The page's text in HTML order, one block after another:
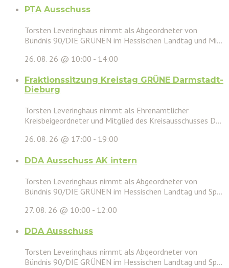
PTA Ausschuss
Torsten Leveringhaus nimmt als Abgeordneter von
Bündnis 90/DIE GRÜNEN im Hessischen Landtag und Mi...
26. 08. 26 @ 10:00 - 14:00
Fraktionssitzung Kreistag GRÜNE Darmstadt-
Dieburg
Torsten Leveringhaus nimmt als Ehrenamtlicher
Kreisbeigeordneter und Mitglied des Kreisausschusses D...
26. 08. 26 @ 17:00 - 19:00
DDA Ausschuss AK intern
Torsten Leveringhaus nimmt als Abgeordneter von
Bündnis 90/DIE GRÜNEN im Hessischen Landtag und Sp...
27. 08. 26 @ 10:00 - 12:00
DDA Ausschuss
Torsten Leveringhaus nimmt als Abgeordneter von
Bündnis 90/DIE GRÜNEN im Hessischen Landtag und Sp...